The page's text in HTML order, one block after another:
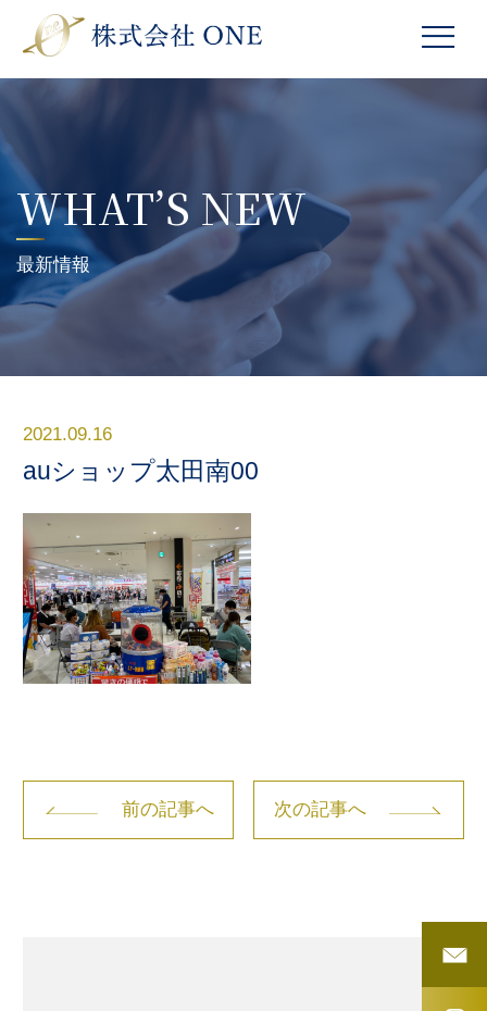
WHAT’S NEW
最新情報
2021.09.16
auショップ太田南00
前の記事へ 次の記事へ